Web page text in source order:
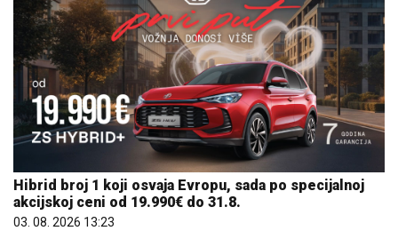
Hibrid broj 1 koji osvaja Evropu, sada po specijalnoj
akcijskoj ceni od 19.990€ do 31.8.
03. 08. 2026 13:23